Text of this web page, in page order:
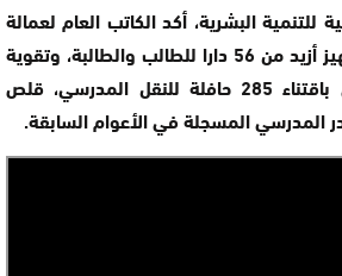
للتنمية البشرية، أكد الكاتب العام لعمالة
أزيلال أنه تم إحداث وتجهيز أزيد من 56 دارا للطالب والطالبة، وتقوية
أسطول النقل المدرسي باقتناء 285 حافلة للنقل المدرسي، قلص
المسجلة في الأعوام السابقة.